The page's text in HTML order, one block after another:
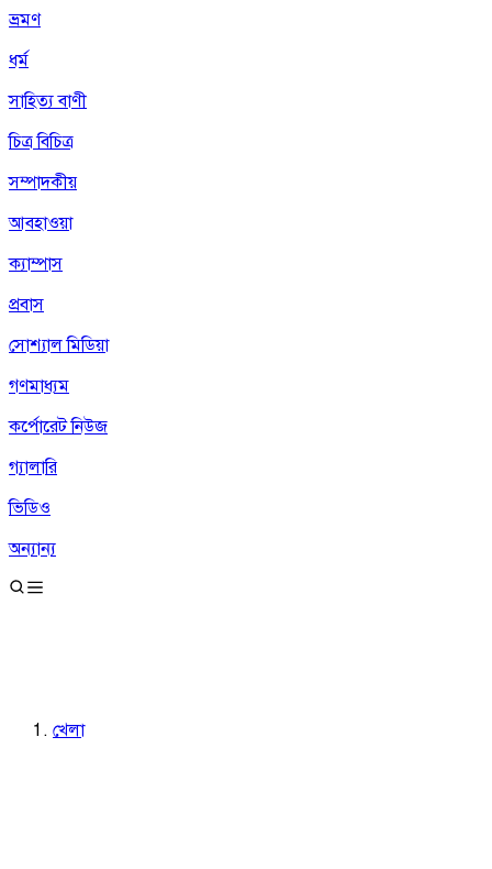
ভ্রমণ
ধর্ম
সাহিত্য বাণী
চিত্র বিচিত্র
সম্পাদকীয়
আবহাওয়া
ক্যাম্পাস
প্রবাস
সোশ্যাল মিডিয়া
গণমাধ্যম
কর্পোরেট নিউজ
গ্যালারি
ভিডিও
অন্যান্য
খেলা